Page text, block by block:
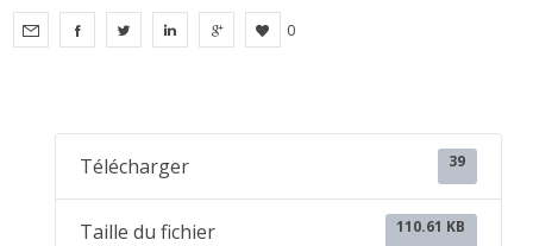
0
Télécharger 39
Taille du fichier 110.61 KB